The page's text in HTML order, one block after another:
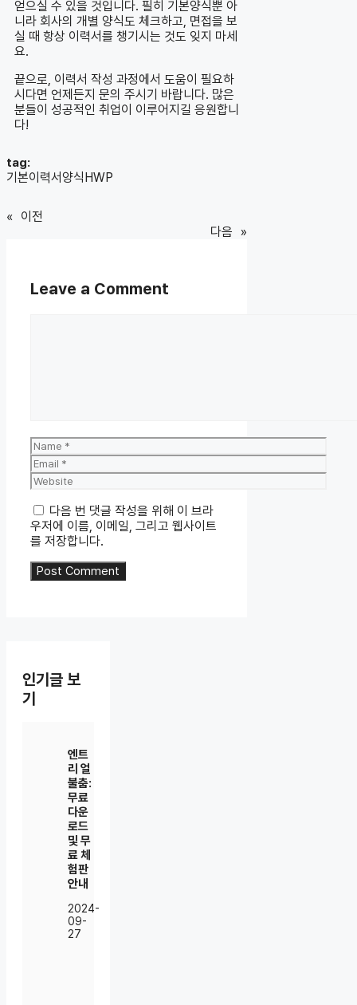
얻으실 수 있을 것입니다. 필히 기본양식뿐 아
니라 회사의 개별 양식도 체크하고, 면접을 보
실 때 항상 이력서를 챙기시는 것도 잊지 마세
요.
끝으로, 이력서 작성 과정에서 도움이 필요하
시다면 언제든지 문의 주시기 바랍니다. 많은
분들이 성공적인 취업이 이루어지길 응원합니
다!
tag:
기본이력서양식HWP
« 이전
다음 »
Leave a Comment
Name
Email
Website
다음 번 댓글 작성을 위해 이 브라
우저에 이름, 이메일, 그리고 웹사이트
를 저장합니다.
인기글 보
기
엔트
리 얼
불춤:
무료
다운
로드
및 무
료 체
험판
안내
2024-
09-
27